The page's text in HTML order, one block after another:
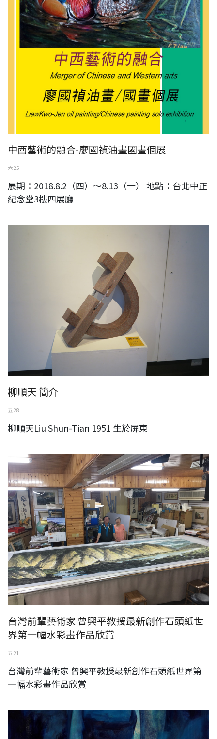
中西藝術的融合-廖國禎油畫國畫個展
六 25
展期：2018.8.2（四）～8.13（一） 地點：台北中正
紀念堂3樓四展廳
柳順天 簡介
五 28
柳順天Liu Shun-Tian 1951 生於屏東
台灣前輩藝術家 曾興平教授於巨幅水墨作品前與夫人合影
台灣前輩藝術家 曾興平教授最新創作石頭紙世
界第一幅水彩畫作品欣賞
五 21
台灣前輩藝術家 曾興平教授最新創作石頭紙世界第
一幅水彩畫作品欣賞
ART AMOY 2018 藝術廈門國際博覽會